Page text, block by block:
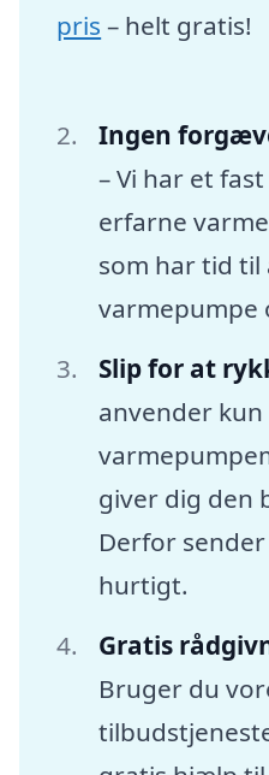
pris – helt gratis!
Ingen
– Vi har et
erfarne
som har tid
varmepumpe
Slip for at
anvender kun
giver dig den
Derfor
hurtigt.
Gratis
Bruger du